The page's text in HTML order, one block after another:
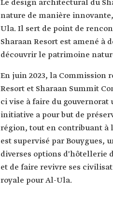
Le design architectural du
nature de manière
Ula. Il sert de point de
Sharaan Resort est amené à
découvrir le patrimoine
En juin 2023, la Commission
Resort et Sharaan Summit
ci vise à faire du
initiative a pour but de
région, tout en contribuant à
est supervisé par Bouygues,
diverses options d'hôtellerie
et de faire revivre ses
royale pour Al-Ula.